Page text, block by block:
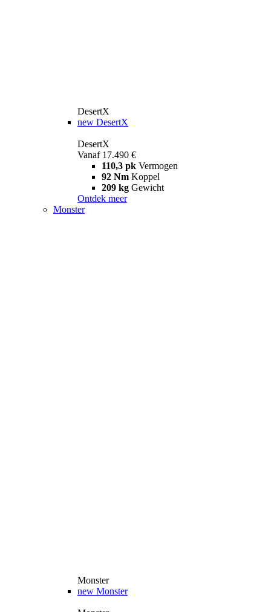
DesertX
new DesertX
DesertX
Vanaf 17.490 €
110,3 pk Vermogen
92 Nm Koppel
209 kg Gewicht
Ontdek meer
Monster
Monster
new Monster